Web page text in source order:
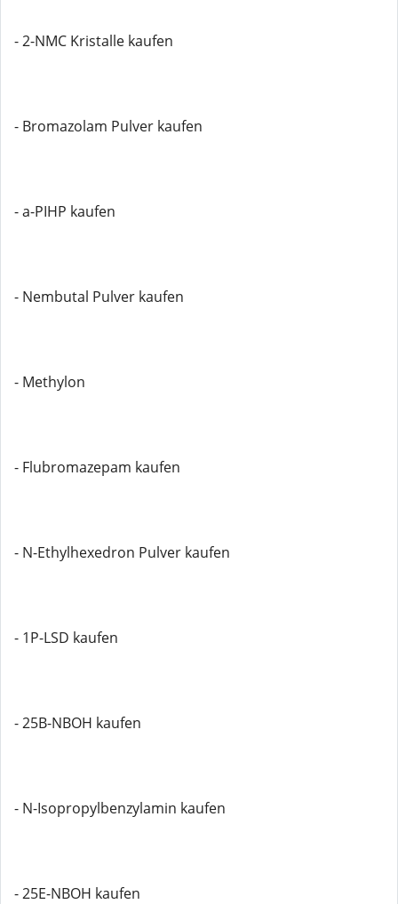
- 2-NMC Kristalle kaufen
- Bromazolam Pulver kaufen
- a-PIHP kaufen
- Nembutal Pulver kaufen
- Methylon
- Flubromazepam kaufen
- N-Ethylhexedron Pulver kaufen
- 1P-LSD kaufen
- 25B-NBOH kaufen
- N-Isopropylbenzylamin kaufen
- 25E-NBOH kaufen